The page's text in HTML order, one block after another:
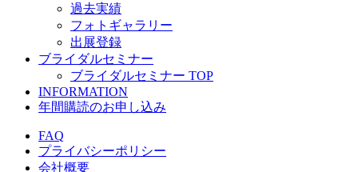
過去実績
フォトギャラリー
出展登録
ブライダルセミナー
ブライダルセミナー TOP
INFORMATION
年間購読のお申し込み
FAQ
プライバシーポリシー
会社概要